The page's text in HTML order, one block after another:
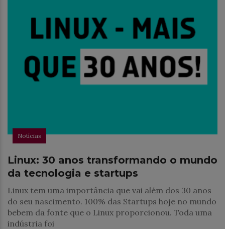
Notícias
Linux: 30 anos transformando o mundo
da tecnologia e startups
Linux tem uma importância que vai além dos 30 anos
do seu nascimento. 100% das Startups hoje no mundo
bebem da fonte que o Linux proporcionou. Toda uma
indústria foi